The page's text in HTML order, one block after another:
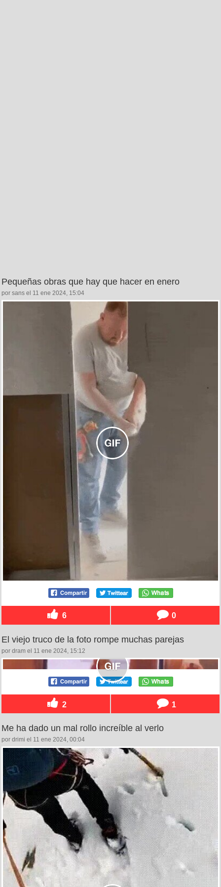
Pequeñas obras que hay que hacer en enero
por sans el 11 ene 2024, 15:04
6 0
El viejo truco de la foto rompe muchas parejas
por dram el 11 ene 2024, 15:12
2 1
Me ha dado un mal rollo increíble al verlo
por drimi el 11 ene 2024, 00:04